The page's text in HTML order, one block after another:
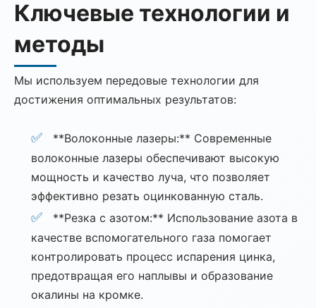
Ключевые технологии и
методы
Мы используем передовые технологии для
достижения оптимальных результатов:
**Волоконные лазеры:** Современные
волоконные лазеры обеспечивают высокую
мощность и качество луча, что позволяет
эффективно резать оцинкованную сталь.
**Резка с азотом:** Использование азота в
качестве вспомогательного газа помогает
контролировать процесс испарения цинка,
предотвращая его наплывы и образование
окалины на кромке.